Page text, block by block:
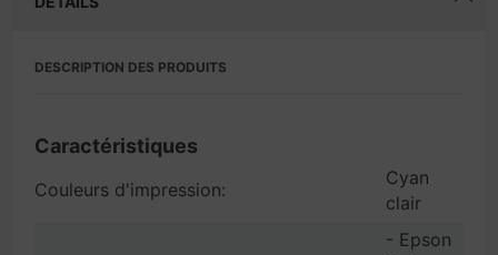
DESCRIPTION DES PRODUITS
Caractéristiques
Couleurs d'impression:
Cyan
clair
- Epson